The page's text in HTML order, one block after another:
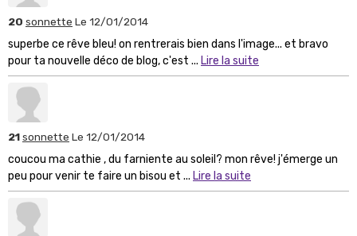
20 sonnette Le 12/01/2014
superbe ce rêve bleu! on rentrerais bien dans l'image... et bravo
pour ta nouvelle déco de blog, c'est ... Lire la suite
21sonnette Le 12/01/2014
coucou ma cathie , du farniente au soleil? mon rêve! j'émerge un
peu pour venir te faire un bisou et ... Lire la suite